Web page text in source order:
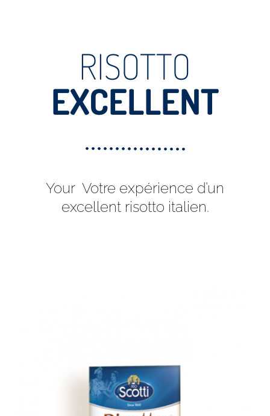
RISOTTO
EXCELLENT
Your Votre expérience d’un
excellent risotto italien.